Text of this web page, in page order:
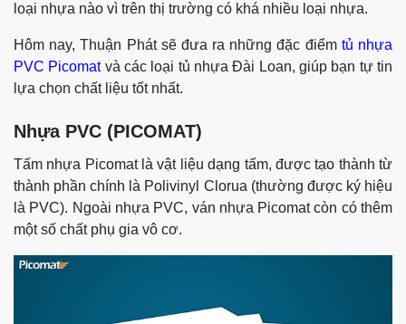
loại nhựa nào vì trên thị trường có khá nhiều loại nhựa.
Hôm nay, Thuận Phát sẽ đưa ra những đặc điểm tủ nhựa
PVC Picomat và các loại tủ nhựa Đài Loan, giúp bạn tự tin
lựa chọn chất liệu tốt nhất.
Nhựa PVC (PICOMAT)
Tấm nhựa Picomat là vật liệu dạng tấm, được tạo thành từ
thành phần chính là Polivinyl Clorua (thường được ký hiệu
là PVC). Ngoài nhựa PVC, ván nhựa Picomat còn có thêm
một số chất phụ gia vô cơ.